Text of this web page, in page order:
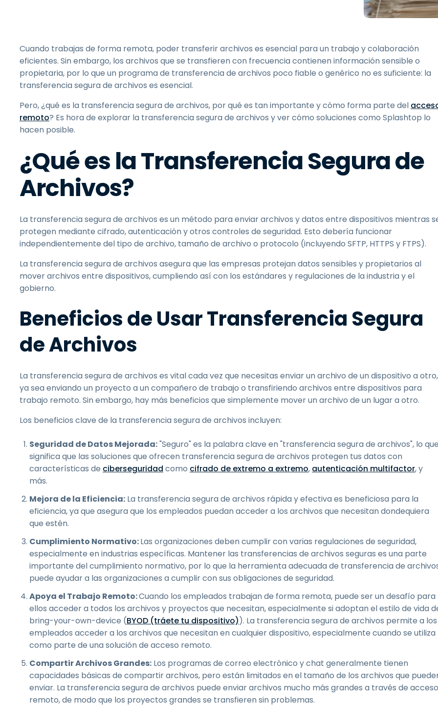
Acceso remoto a través
Acceso Remoto a
Laboratorio
Seguridad del punto final
Explorar todas las
necesidades
Explorar
sectores
Cuando trabajas de forma remota, poder transferir archivos es esencial para un trabajo y colaboración
eficientes. Sin embargo, los archivos que se transfieren con frecuencia contienen información sensible o
propietaria, por lo que un programa de transferencia de archivos poco fiable o genérico no es suficiente: la
transferencia segura de archivos es esencial.
Pero, ¿qué es la transferencia segura de archivos, por qué es tan importante y cómo forma parte del
remoto? Es hora de explorar la transferencia segura de archivos y ver cómo soluciones como Splashtop lo
hacen posible.
¿Qué es la Transferencia Segura de
Archivos?
La transferencia segura de archivos es un método para enviar archivos y datos entre dispositivos mientras
protegen mediante cifrado, autenticación y otros controles de seguridad. Esto debería funcionar
independientemente del tipo de archivo, tamaño de archivo o protocolo (incluyendo SFTP, HTTPS y FTPS).
La transferencia segura de archivos asegura que las empresas protejan datos sensibles y propietarios al
mover archivos entre dispositivos, cumpliendo así con los estándares y regulaciones de la industria y el
gobierno.
Beneficios de Usar Transferencia Segura
de Archivos
La transferencia segura de archivos es vital cada vez que necesitas enviar un archivo de un dispositivo a otro,
ya sea enviando un proyecto a un compañero de trabajo o transfiriendo archivos entre dispositivos para
trabajo remoto. Sin embargo, hay más beneficios que simplemente mover un archivo de un lugar a otro.
Los beneficios clave de la transferencia segura de archivos incluyen:
Seguridad de Datos Mejorada:"Seguro" es la palabra clave en "transferencia segura de archivos", lo que
significa que las soluciones que ofrecen transferencia segura de archivos protegen tus datos con
características de ciberseguridad como cifrado de extremo a extremo, autenticación multifactor, y
más.
Mejora de la Eficiencia: La transferencia segura de archivos rápida y efectiva es beneficiosa para la
eficiencia, ya que asegura que los empleados puedan acceder a los archivos que necesitan dondequiera
que estén.
Cumplimiento Normativo:Las organizaciones deben cumplir con varias regulaciones de seguridad,
especialmente en industrias específicas. Mantener las transferencias de archivos seguras es una parte
importante del cumplimiento normativo, por lo que la herramienta adecuada de transferencia de
puede ayudar a las organizaciones a cumplir con sus obligaciones de seguridad.
Apoya el Trabajo Remoto:Cuando los empleados trabajan de forma remota, puede ser un desafío para
ellos acceder a todos los archivos y proyectos que necesitan, especialmente si adoptan el estilo de vida
bring-your-own-device (BYOD (tráete tu dispositivo)). La transferencia segura de archivos permite a los
empleados acceder a los archivos que necesitan en cualquier dispositivo, especialmente cuando se utiliza
como parte de una solución de acceso remoto.
Compartir Archivos Grandes: Los programas de correo electrónico y chat generalmente tienen
capacidades básicas de compartir archivos, pero están limitados en el tamaño de los archivos que
enviar. La transferencia segura de archivos puede enviar archivos mucho más grandes a través de acceso
remoto, de modo que los proyectos grandes se transfieren sin problemas.